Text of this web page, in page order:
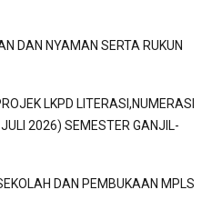
DAN NYAMAN SERTA RUKUN
LKPD LITERASI,NUMERASI
2026) SEMESTER GANJIL-
DAN PEMBUKAAN MPLS